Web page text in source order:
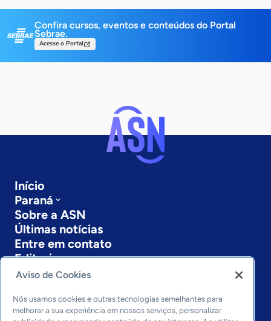
Confira cursos, eventos e conteúdos do Portal
Sebrae.
Acesse o Portal
Início
Paraná
Sobre a ASN
Últimas notícias
Entre em contato
Editorias
Economia & Política
Inovação & Tecnologia
Cultura empreendedora
Aviso de Cookies
Nós usamos cookies e outras tecnologias semelhantes para
melhorar a sua experiência em nossos serviços, personalizar